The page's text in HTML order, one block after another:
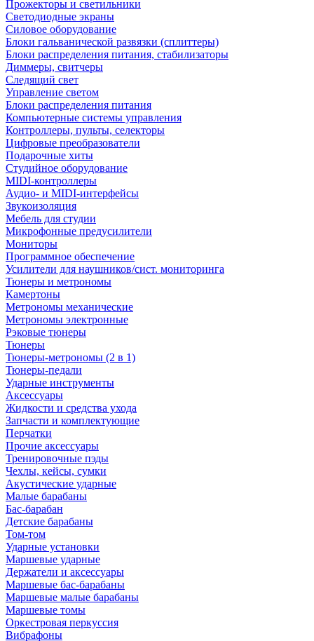
Прожекторы и светильники
Светодиодные экраны
Силовое оборудование
Блоки гальванической развязки (сплиттеры)
Блоки распределения питания, стабилизаторы
Диммеры, свитчеры
Следящий свет
Управление светом
Блоки распределения питания
Компьютерные системы управления
Контроллеры, пульты, селекторы
Цифровые преобразователи
Подарочные хиты
Студийное оборудование
MIDI-контроллеры
Аудио- и MIDI-интерфейсы
Звукоизоляция
Мебель для студии
Микрофонные предусилители
Мониторы
Программное обеспечение
Усилители для наушников/сист. мониторинга
Тюнеры и метрономы
Камертоны
Метрономы механические
Метрономы электронные
Рэковые тюнеры
Тюнеры
Тюнеры-метрономы (2 в 1)
Тюнеры-педали
Ударные инструменты
Аксессуары
Жидкости и средства ухода
Запчасти и комплектующие
Перчатки
Прочие аксессуары
Тренировочные пэды
Чехлы, кейсы, сумки
Акустические ударные
Mалые барабаны
Бас-барабан
Детские барабаны
Том-том
Ударные установки
Маршевые ударные
Держатели и аксессуары
Маршевые бас-барабаны
Маршевые малые барабаны
Маршевые томы
Оркестровая перкуссия
Вибрафоны